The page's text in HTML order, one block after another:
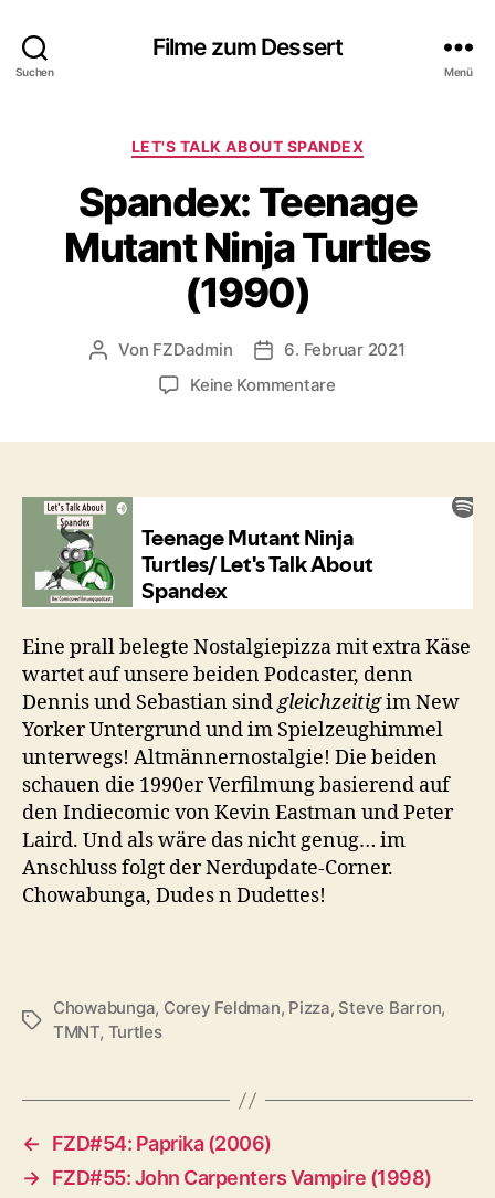
Suchen
Filme zum Dessert
Menü
Kategorien
LET'S TALK ABOUT SPANDEX
Spandex: Teenage
Mutant Ninja Turtles
(1990)
Beitragsautor
Von FZDadmin Veröffentlichungsdatum
6. Februar 2021
Keine Kommentarezu
(1990)
Eine prall belegte Nostalgiepizza mit extra Käse
wartet auf unsere beiden Podcaster, denn
Dennis und Sebastian sindgleichzeitigim New
Yorker Untergrund und im Spielzeughimmel
unterwegs! Altmännernostalgie! Die beiden
schauen die 1990er Verfilmung basierend auf
den Indiecomic von Kevin Eastman und Peter
Laird. Und als wäre das nicht genug… im
Anschluss folgt der Nerdupdate-Corner.
Chowabunga, Dudes n Dudettes!
Schlagwörter
Chowabunga, Corey Feldman, Pizza, Steve Barron,
TMNT, Turtles
←
FZD#54: Paprika (2006)
→ FZD#55: John Carpenters Vampire (1998)